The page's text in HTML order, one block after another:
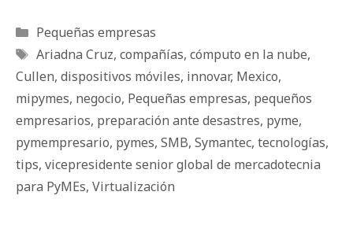
Categorías
Pequeñas empresas
Etiquetas
Ariadna Cruz, compañías, cómputo en la nube,
Cullen, dispositivos móviles, innovar, Mexico,
mipymes, negocio, Pequeñas empresas, pequeños
empresarios, preparación ante desastres, pyme,
pymempresario, pymes, SMB, Symantec, tecnologías,
tips, vicepresidente senior global de mercadotecnia
para PyMEs, Virtualización